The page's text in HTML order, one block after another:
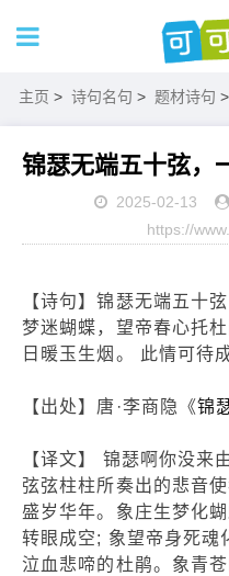
主页 > 诗句名句 > 题材诗句 >
2025-02-13
https://
【诗句】锦瑟无端五十
梦迷蝴蝶，望帝春心托
日暖玉生烟。 此情可待
【出处】唐·李商隐《锦
【译文】 锦瑟啊你没来
弦弦柱柱所奏出的悲音
盛岁华年。象庄生梦化
转眼成空; 象望帝身死魂
泣血悲啼的杜鹃。象青